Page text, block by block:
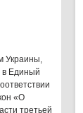
Украины,
в Единый
«О
третьей